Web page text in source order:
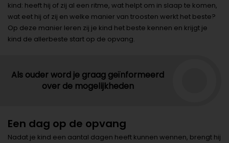
kind: heeft hij of zij al een ritme, wat helpt om in slaap te komen,
wat eet hij of zij en welke manier van troosten werkt het beste?
Op deze manier leren zij je kind het beste kennen en krijgt je
kind de allerbeste start op de opvang.
Als ouder word je graag geïnformeerd
over de mogelijkheden
Een dag op de opvang
Nadat je kind een aantal dagen heeft kunnen wennen, brengt hij